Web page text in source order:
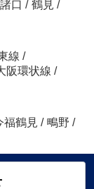
諸口 / 鶴見 /
線 /
阪環状線 /
福鶴見 / 鴫野 /